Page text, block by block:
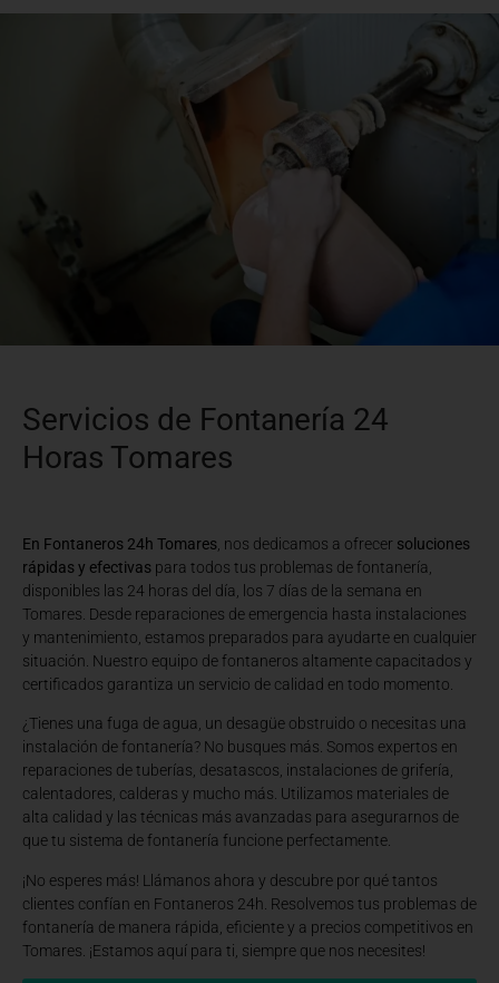
Servicios de Fontanería 24
Horas Tomares
En Fontaneros 24h Tomares , nos dedicamos a ofrecer soluciones
rápidas y efectivas para todos tus problemas de fontanería,
disponibles las 24 horas del día, los 7 días de la semana en
Tomares. Desde reparaciones de emergencia hasta instalaciones
y mantenimiento, estamos preparados para ayudarte en cualquier
situación. Nuestro equipo de fontaneros altamente capacitados y
certificados garantiza un servicio de calidad en todo momento.
¿Tienes una fuga de agua, un desagüe obstruido o necesitas una
instalación de fontanería? No busques más. Somos expertos en
reparaciones de tuberías, desatascos, instalaciones de grifería,
calentadores, calderas y mucho más. Utilizamos materiales de
alta calidad y las técnicas más avanzadas para asegurarnos de
que tu sistema de fontanería funcione perfectamente.
¡No esperes más! Llámanos ahora y descubre por qué tantos
clientes confían en Fontaneros 24h. Resolvemos tus problemas de
fontanería de manera rápida, eficiente y a precios competitivos en
Tomares. ¡Estamos aquí para ti, siempre que nos necesites!